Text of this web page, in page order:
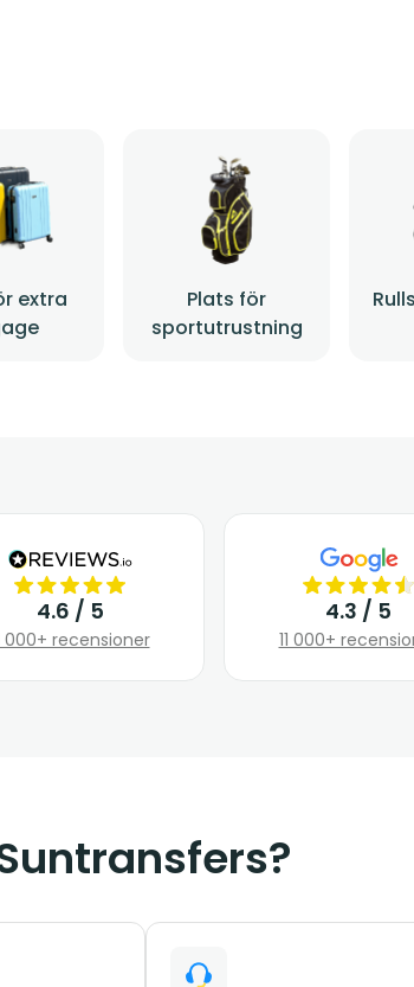
extra
Plats för
sportutrustning
4.6 / 5
000+ recensioner
4.3 / 5
11 000+